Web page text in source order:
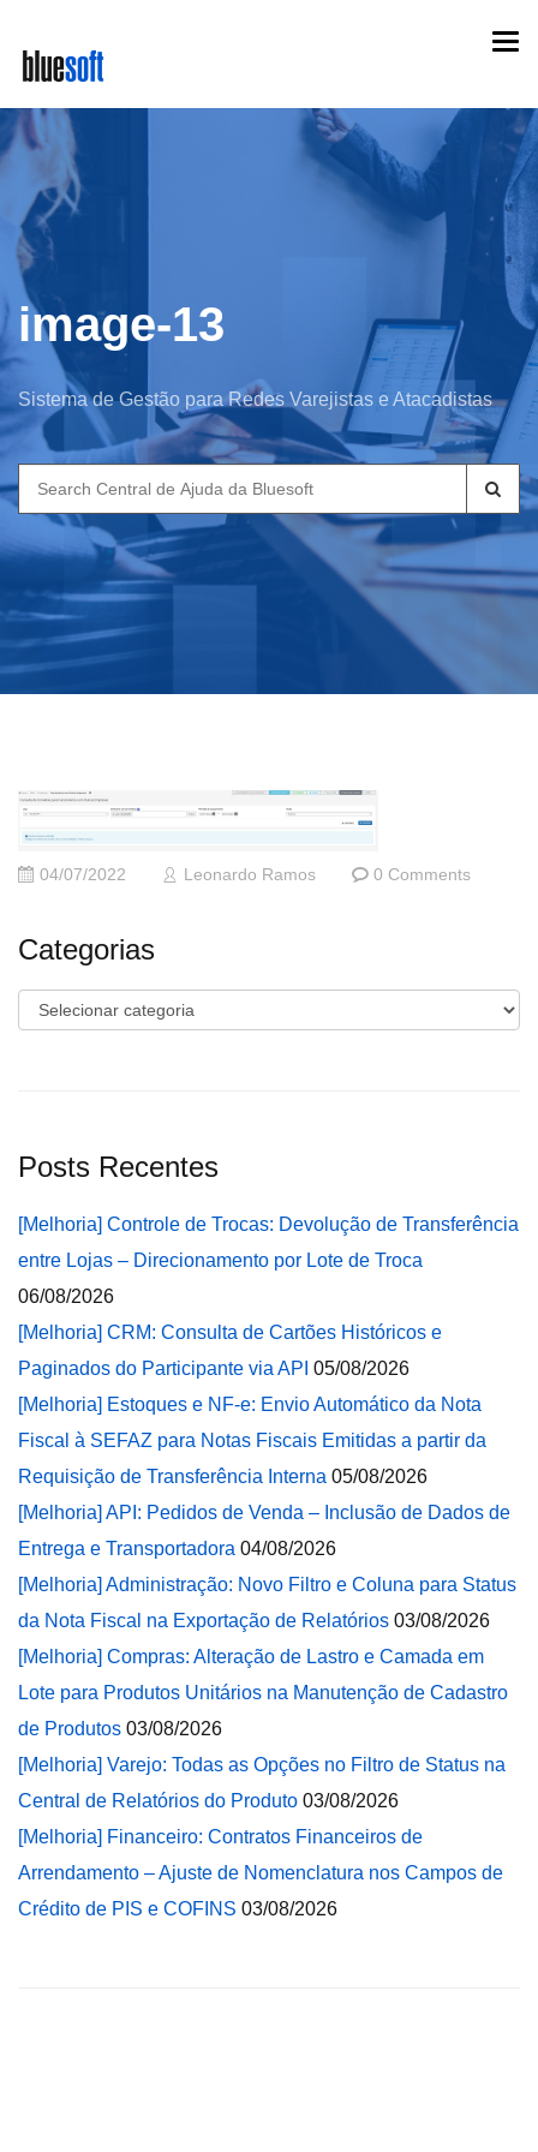
main
content
image-13
Sistema de Gestão para Redes Varejistas e Atacadistas
Search
for:
04/07/2022 Leonardo Ramos 0 Comments
Categorias
Categorias
Posts Recentes
[Melhoria] Controle de Trocas: Devolução de Transferência
entre Lojas – Direcionamento por Lote de Troca
06/08/2026
[Melhoria] CRM: Consulta de Cartões Históricos e
Paginados do Participante via API 05/08/2026
[Melhoria] Estoques e NF-e: Envio Automático da Nota
Fiscal à SEFAZ para Notas Fiscais Emitidas a partir da
Requisição de Transferência Interna 05/08/2026
[Melhoria] API: Pedidos de Venda – Inclusão de Dados de
Entrega e Transportadora 04/08/2026
[Melhoria] Administração: Novo Filtro e Coluna para Status
da Nota Fiscal na Exportação de Relatórios 03/08/2026
[Melhoria] Compras: Alteração de Lastro e Camada em
Lote para Produtos Unitários na Manutenção de Cadastro
de Produtos 03/08/2026
[Melhoria] Varejo: Todas as Opções no Filtro de Status na
Central de Relatórios do Produto 03/08/2026
[Melhoria] Financeiro: Contratos Financeiros de
Arrendamento – Ajuste de Nomenclatura nos Campos de
Crédito de PIS e COFINS 03/08/2026